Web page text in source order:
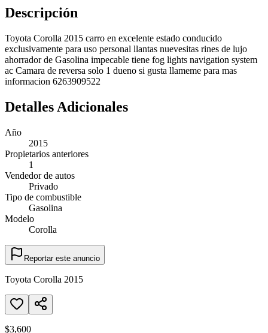
Descripción
Toyota Corolla 2015 carro en excelente estado conducido
exclusivamente para uso personal llantas nuevesitas rines de lujo
ahorrador de Gasolina impecable tiene fog lights navigation system
ac Camara de reversa solo 1 dueno si gusta llameme para mas
informacion 6263909522
Detalles Adicionales
Año
2015
Propietarios anteriores
1
Vendedor de autos
Privado
Tipo de combustible
Gasolina
Modelo
Corolla
Reportar este anuncio
Toyota Corolla 2015
$3,600